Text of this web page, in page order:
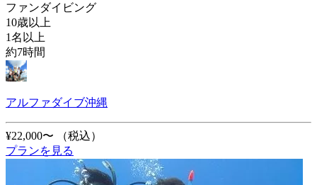
ファンダイビング
10歳以上
1名以上
約7時間
アルファダイブ沖縄
¥22,000〜
（税込）
プランを見る